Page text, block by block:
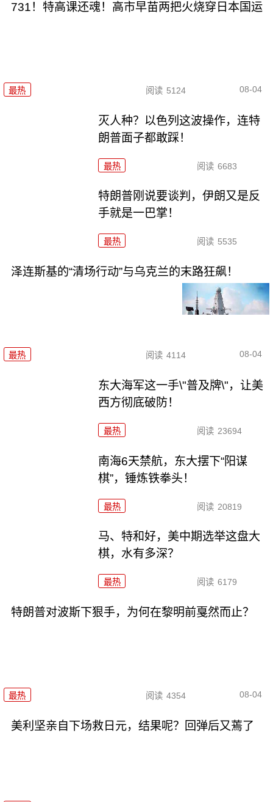
731！特高课还魂！高市早苗两把火烧穿日本国运
最热 阅读 5124 08-04
灭人种？以色列这波操作，连特
朗普面子都敢踩！
最热 阅读 6683
特朗普刚说要谈判，伊朗又是反
手就是一巴掌！
最热 阅读 5535
泽连斯基的“清场行动”与乌克兰的末路狂飙！
最热 阅读 4114 08-04
东大海军这一手\"普及牌\"，让美
西方彻底破防！
最热 阅读 23694
南海6天禁航，东大摆下“阳谋
棋”，锤炼铁拳头！
最热 阅读 20819
马、特和好，美中期选举这盘大
棋，水有多深？
最热 阅读 6179
特朗普对波斯下狠手，为何在黎明前戛然而止？
最热 阅读 4354 08-04
美利坚亲自下场救日元，结果呢？回弹后又蔫了